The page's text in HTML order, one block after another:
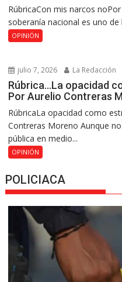
RúbricaCon mis narcos
soberanía nacional es uno
OPINIÓN
julio 7, 2026 La Redacción
Rúbrica…La opacidad
Por Aurelio Contreras
RúbricaLa opacidad como
Contreras Moreno Aunque
pública en medio...
OPINIÓN
POLICIACA